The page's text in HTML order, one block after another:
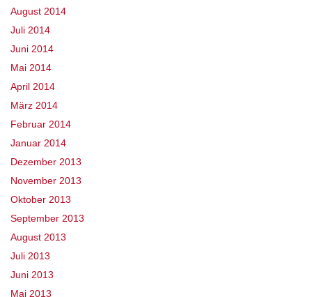
August 2014
Juli 2014
Juni 2014
Mai 2014
April 2014
März 2014
Februar 2014
Januar 2014
Dezember 2013
November 2013
Oktober 2013
September 2013
August 2013
Juli 2013
Juni 2013
Mai 2013